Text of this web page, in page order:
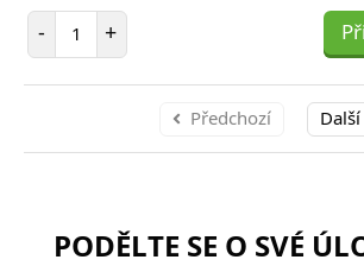
- Počet položek
+
Předchozí Další
PODĚLTE SE O SVÉ